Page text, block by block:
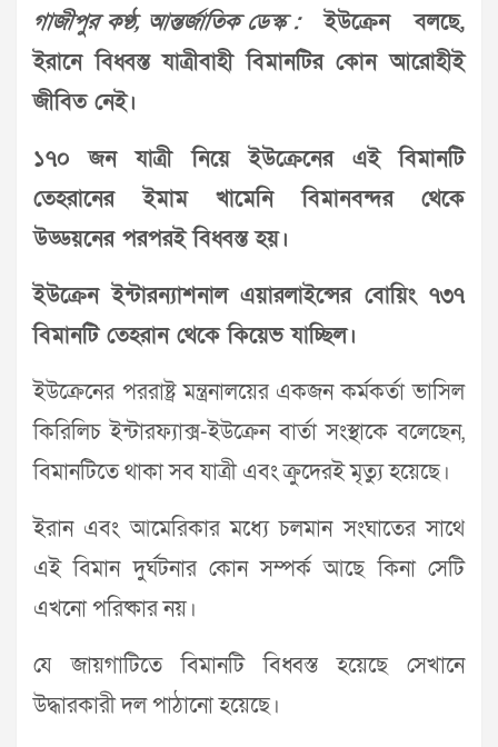
গাজীপুর কণ্ঠ, আন্তর্জাতিক ডেস্ক :ইউক্রেন বলছে,
ইরানে বিধ্বস্ত যাত্রীবাহী বিমানটির কোন আরোহীই
জীবিত নেই।
১৭০ জন যাত্রী নিয়ে ইউক্রেনের এই বিমানটি
তেহরানের ইমাম খামেনি বিমানবন্দর থেকে
উড্ডয়নের পরপরই বিধ্বস্ত হয়।
ইউক্রেন ইন্টারন্যাশনাল এয়ারলাইন্সের বোয়িং ৭৩৭
বিমানটি তেহরান থেকে কিয়েভ যাচ্ছিল।
ইউক্রেনের পররাষ্ট্র মন্ত্রনালয়ের একজন কর্মকর্তা ভাসিল
কিরিলিচ ইন্টারফ্যাক্স-ইউক্রেন বার্তা সংস্থাকে বলেছেন,
বিমানটিতে থাকা সব যাত্রী এবং ক্রুদেরই মৃত্যু হয়েছে।
ইরান এবং আমেরিকার মধ্যে চলমান সংঘাতের সাথে
এই বিমান দুর্ঘটনার কোন সম্পর্ক আছে কিনা সেটি
এখনো পরিষ্কার নয়।
যে জায়গাটিতে বিমানটি বিধ্বস্ত হয়েছে সেখানে
উদ্ধারকারী দল পাঠানো হয়েছে।